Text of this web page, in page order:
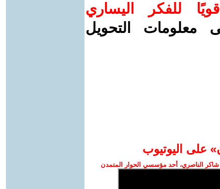
للفكر اليساري
معلومات التحويل
على اليوتيوب
الناصري، أحد مؤسسي الحوار المتمدن